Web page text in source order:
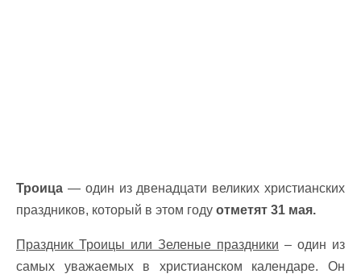
Троица — один из двенадцати великих христианских
праздников, который в этом году отметят 31 мая.
Праздник Троицы или Зеленые праздники – один из
самых уважаемых в христианском календаре. Он